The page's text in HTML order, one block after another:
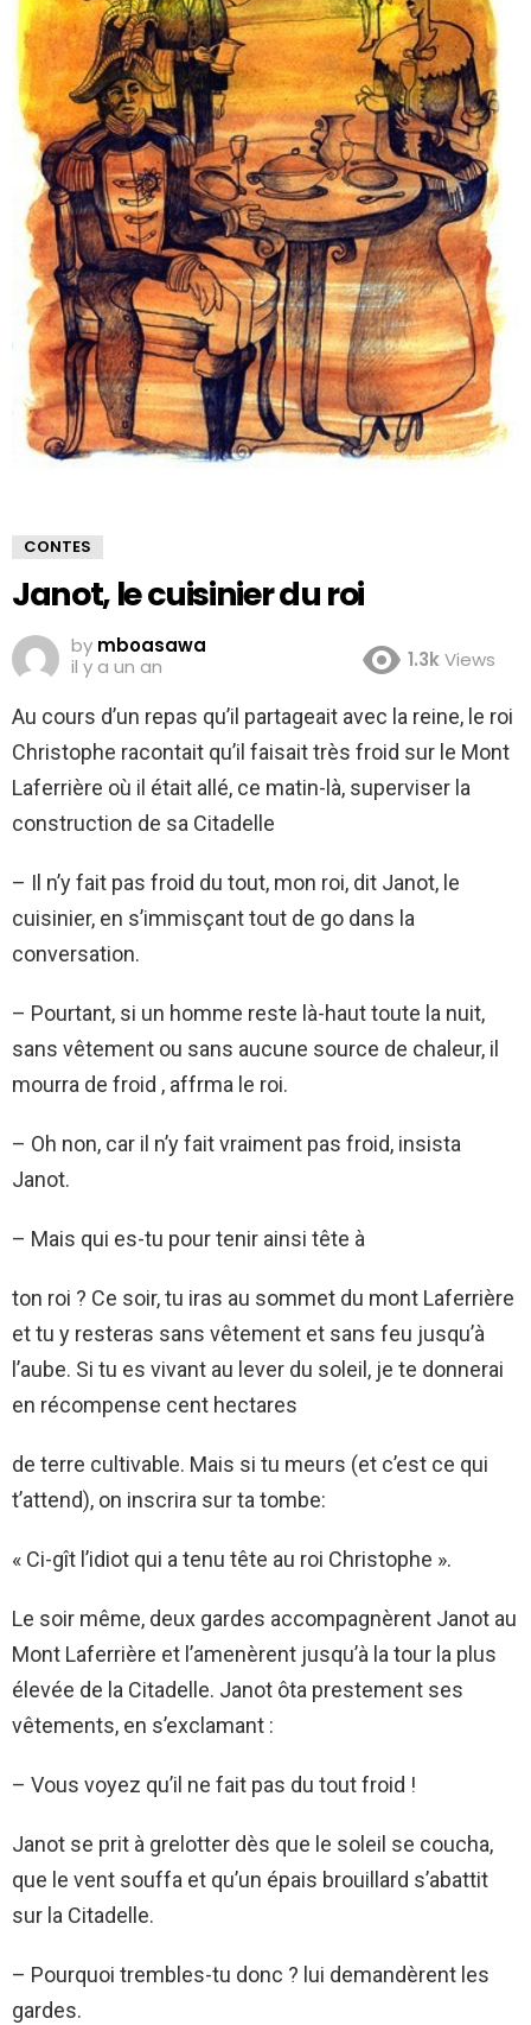
CONTES
Janot, le cuisinier du roi
by mboasawa
il y a un an
1.3kViews
Au cours d’un repas qu’il partageait avec la reine, le roi
Christophe racontait qu’il faisait très froid sur le Mont
Laferrière où il était allé, ce matin-là, superviser la
construction de sa Citadelle
– Il n’y fait pas froid du tout, mon roi, dit Janot, le
cuisinier, en s’immisçant tout de go dans la
conversation.
– Pourtant, si un homme reste là-haut toute la nuit,
sans vêtement ou sans aucune source de chaleur, il
mourra de froid , affrma le roi.
– Oh non, car il n’y fait vraiment pas froid, insista
Janot.
– Mais qui es-tu pour tenir ainsi tête à
ton roi ? Ce soir, tu iras au sommet du mont Laferrière
et tu y resteras sans vêtement et sans feu jusqu’à
l’aube. Si tu es vivant au lever du soleil, je te donnerai
en récompense cent hectares
de terre cultivable. Mais si tu meurs (et c’est ce qui
t’attend), on inscrira sur ta tombe:
« Ci-gît l’idiot qui a tenu tête au roi Christophe ».
Le soir même, deux gardes accompagnèrent Janot au
Mont Laferrière et l’amenèrent jusqu’à la tour la plus
élevée de la Citadelle. Janot ôta prestement ses
vêtements, en s’exclamant :
– Vous voyez qu’il ne fait pas du tout froid !
Janot se prit à grelotter dès que le soleil se coucha,
que le vent souffa et qu’un épais brouillard s’abattit
sur la Citadelle.
– Pourquoi trembles-tu donc ? lui demandèrent les
gardes.